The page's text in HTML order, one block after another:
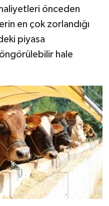
önceden
en çok zorlandığı
piyasa
hale